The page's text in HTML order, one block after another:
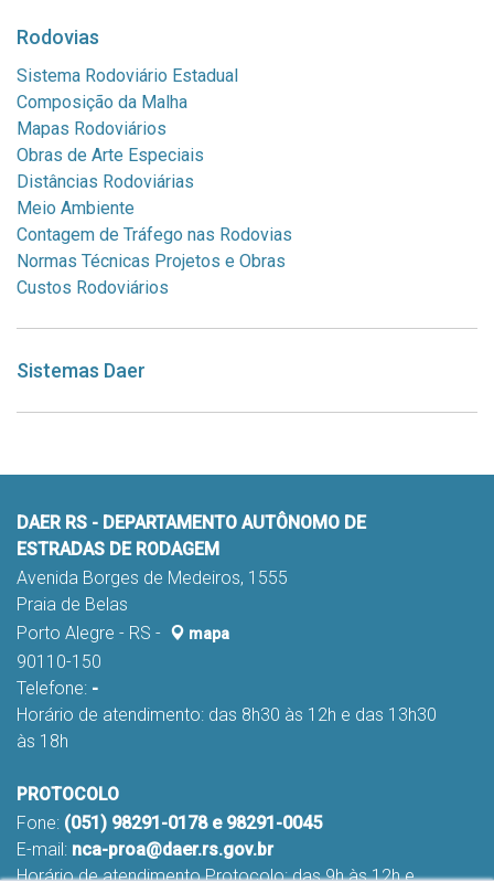
Rodovias
Sistema Rodoviário Estadual
Composição da Malha
Mapas Rodoviários
Obras de Arte Especiais
Distâncias Rodoviárias
Meio Ambiente
Contagem de Tráfego nas Rodovias
Normas Técnicas Projetos e Obras
Custos Rodoviários
Sistemas Daer
DAER RS - DEPARTAMENTO AUTÔNOMO DE
ESTRADAS DE RODAGEM
Avenida Borges de Medeiros, 1555
Praia de Belas
Porto Alegre - RS -
mapa
90110-150
Telefone: -
Horário de atendimento: das 8h30 às 12h e das 13h30
às 18h
PROTOCOLO
Fone: (051) 98291-0178 e 98291-0045
E-mail: nca-proa@daer.rs.gov.br
Horário de atendimento Protocolo: das 9h às 12h e